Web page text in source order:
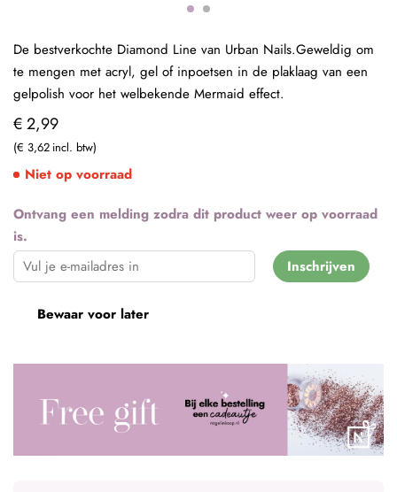
Ontvang een melding zodra dit product weer op voorraad
is.
Inschrijven
€ 2,99
€ 3,62
Bewaar voor later
Niet op voorraad
De bestverkochte Diamond Line van Urban Nails.Geweldig om
te mengen met acryl, gel of inpoetsen in de plaklaag van een
gelpolish voor het welbekende Mermaid effect.